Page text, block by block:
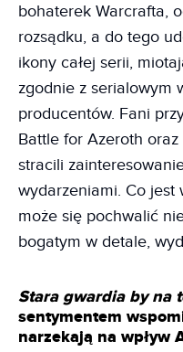
bohaterek Warcrafta,
rozsądku, a do tego
ikony całej serii,
zgodnie z serialowym
producentów. Fani
Battle for Azeroth
stracili
wydarzeniami. Co jest
może się pochwalić
bogatym w detale,
Stara gwardia by na
sentymentem
narzekają na wpływ